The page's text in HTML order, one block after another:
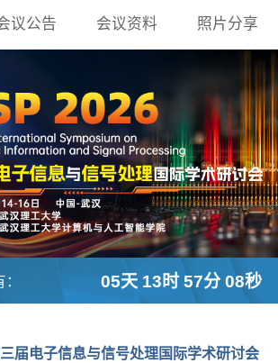
议公告 会议资料 照片分享
05天 13时 57分 07秒
届电子信息与信号处理国际学术研讨会